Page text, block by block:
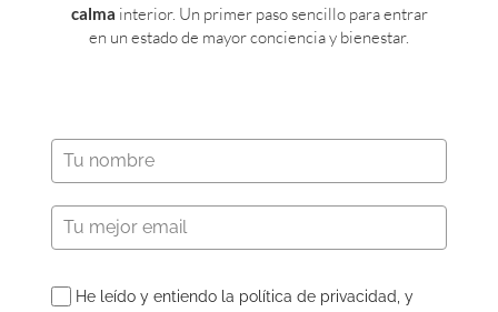
BIENVENIDO A TU CASA
Escuela Le Passage
Read story
calma interior. Un primer paso sencillo para entrar
en un estado de mayor conciencia y bienestar.
He leído y entiendo la política de privacidad, y